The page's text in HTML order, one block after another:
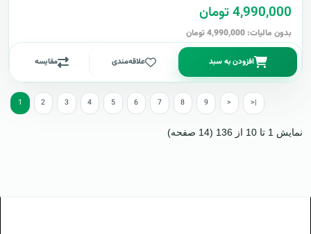
4,990,000 تومان
بدون مالیات: 4,990,000 تومان
افزودن به سبد علاقه‌مندی مقایسه
1 2 3 4 5 6 7 8 9 > >|
نمایش 1 تا 10 از 136 (14 صفحه)